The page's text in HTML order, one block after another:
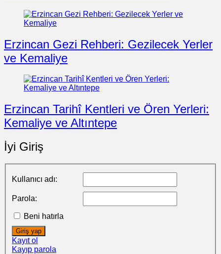
Erzincan Gezi Rehberi: Gezilecek Yerler
ve Kemaliye
Erzincan Tarihî Kentleri ve Ören Yerleri:
Kemaliye ve Altıntepe
İyi Giriş
Kullanıcı adı:
Parola:
Beni hatırla
Giriş yap
Kayıt ol
Kayıp parola